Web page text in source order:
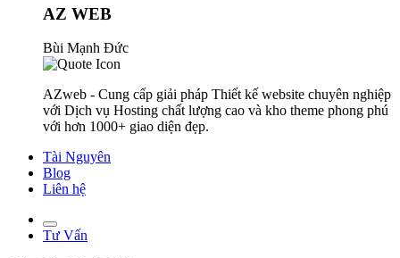
AZ WEB
Bùi Mạnh Đức
AZweb - Cung cấp giải pháp Thiết kế website chuyên nghiệp
với Dịch vụ Hosting chất lượng cao và kho theme phong phú
với hơn 1000+ giao diện đẹp.
Tài Nguyên
Blog
Liên hệ
Tư Vấn